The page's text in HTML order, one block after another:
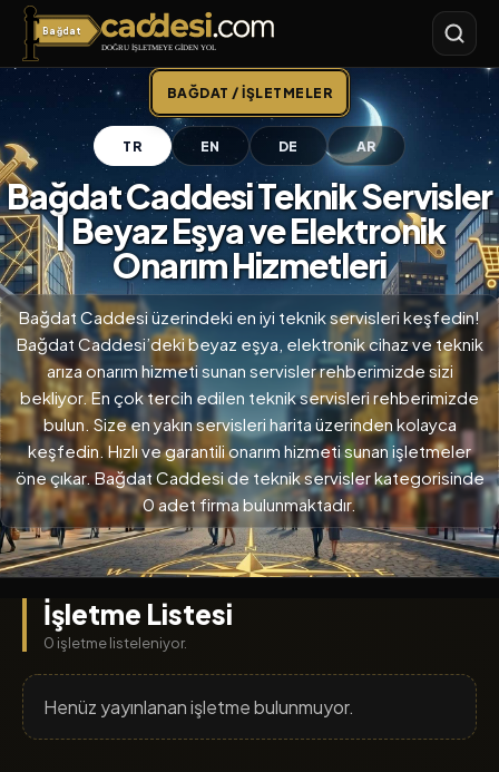
Bağdat
Bağdat Caddesi
BAĞDAT / İŞLETMELER
TR EN DE AR
Bağdat Caddesi Teknik Servisler
| Beyaz Eşya ve Elektronik
Onarım Hizmetleri
Bağdat Caddesi üzerindeki en iyi teknik servisleri keşfedin!
Bağdat Caddesi’deki beyaz eşya, elektronik cihaz ve teknik
arıza onarım hizmeti sunan servisler rehberimizde sizi
bekliyor. En çok tercih edilen teknik servisleri rehberimizde
bulun. Size en yakın servisleri harita üzerinden kolayca
keşfedin. Hızlı ve garantili onarım hizmeti sunan işletmeler
öne çıkar. Bağdat Caddesi de teknik servisler kategorisinde
0 adet firma bulunmaktadır.
İşletme Listesi
0 işletme listeleniyor.
Henüz yayınlanan işletme bulunmuyor.